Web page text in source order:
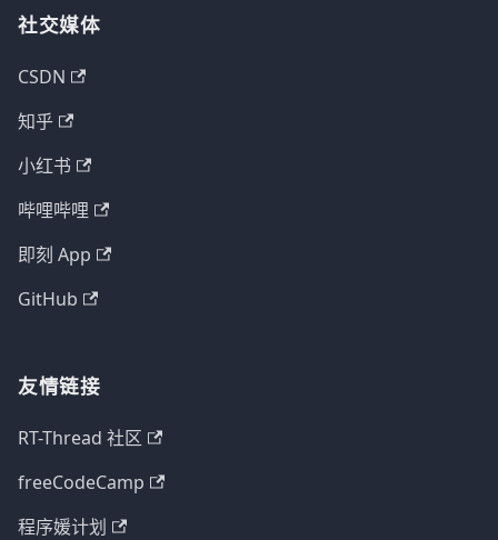
社交媒体
CSDN
知乎
小红书
哔哩哔哩
即刻 App
GitHub
友情链接
RT-Thread 社区
freeCodeCamp
程序媛计划